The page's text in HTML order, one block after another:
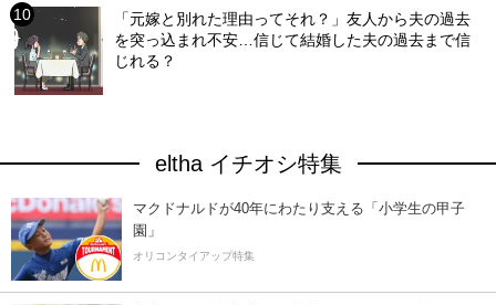
「元嫁と別れた理由ってそれ？」友人から夫の過去
を突っ込まれ不安…信じて結婚した夫の過去まで信
じれる？
eltha イチオシ特集
マクドナルドが40年にわたり支える「小学生の甲子
園」
オリコンタイアップ特集